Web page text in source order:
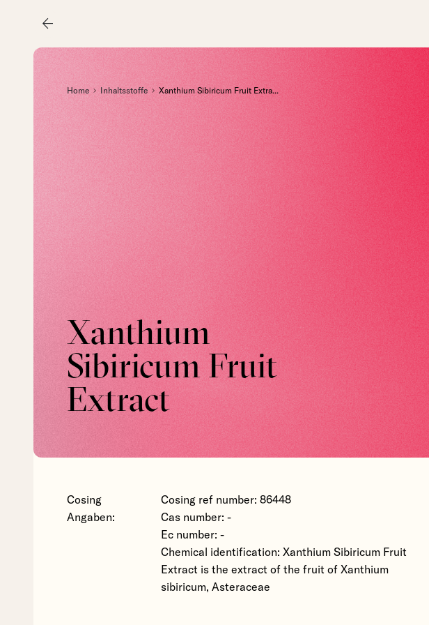
arrow_back
Home Inhaltsstoffe Xanthium Sibiricum Fruit Extra...
Xanthium
Sibiricum Fruit
Extract
Cosing
Angaben:
Cosing ref number: 86448
Cas number: -
Ec number: -
Chemical identification: Xanthium Sibiricum Fruit
Extract is the extract of the fruit of Xanthium
sibiricum, Asteraceae